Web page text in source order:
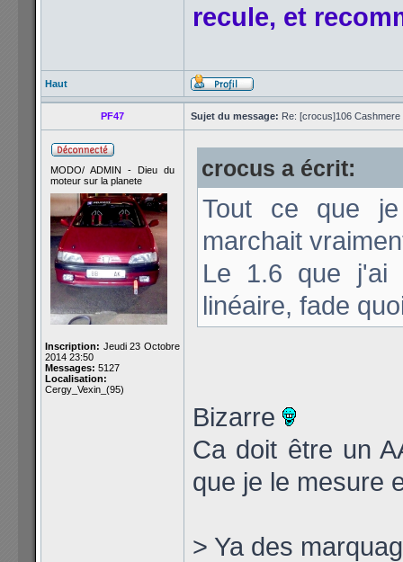
recule, et
Haut
PF47 Sujet du message: Re: [crocus]106
MODO/ ADMIN - Dieu du
moteur sur la planete
Inscription: Jeudi 23 Octobre
2014 23:50
Messages: 5127
Localisation:
Cergy_Vexin_(95)
crocus a écrit:
Tout ce que
marchait
Le 1.6 que j'ai
linéaire, fade
Bizarre
Ca doit être un
que je le mesure
> Ya des